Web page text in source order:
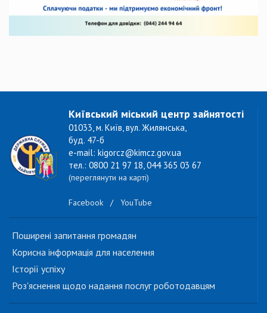
Київський міський центр зайнятості
01033, м. Київ, вул. Жилянська,
буд. 47-б
e-mail: kigorcz@kimcz.gov.ua
тел.: 0800 21 97 18, 044 365 03 67
(переглянути на карті)
Facebook / YouTube
Поширені запитання громадян
Корисна інформація для населення
Історії успіху
Роз'яснення щодо надання послуг роботодавцям